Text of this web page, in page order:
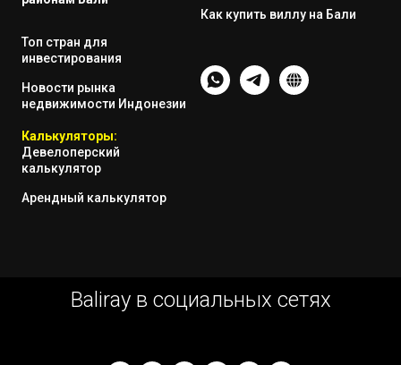
Топ стран для
инвестирования
Новости рынка
недвижимости Индонезии
Калькуляторы:
Девелоперский
калькулятор
Арендный калькулятор
Как купить виллу на Бали
Baliray в социальных сетях